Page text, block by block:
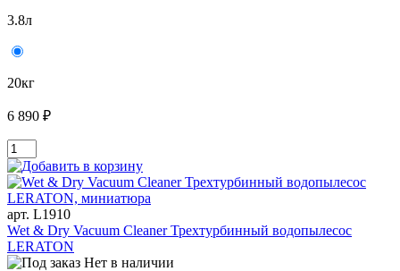
3.8л
20кг
6 890 ₽
арт. L1910
Wet & Dry Vacuum Cleaner Трехтурбинный водопылесос
LERATON
Нет в наличии